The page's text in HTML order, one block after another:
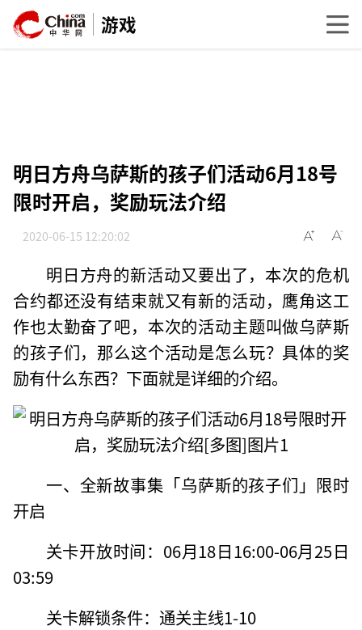
游戏
明日方舟乌萨斯的孩子们活动6月18号
限时开启，奖励玩法介绍
2020-06-15 12:20:02
明日方舟的新活动又要出了，本次的危机
合约都还没有结束就又有新的活动，鹰角这工
作也太勤奋了吧，本次的活动主题叫做乌萨斯
的孩子们，那么这个活动是怎么玩？具体的奖
励有什么东西？下面就是详细的介绍。
一、全新故事集「乌萨斯的孩子们」限时
开启
关卡开放时间：06月18日16:00-06月25日
03:59
关卡解锁条件：通关主线1-10